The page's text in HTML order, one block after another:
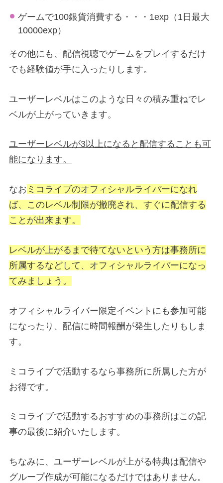
ゲームで100銀貨消費する・・・1exp（1日最大
10000exp）
その他にも、配信視聴でゲームをプレイするだけ
でも経験値が手に入ったりします。
ユーザーレベルはこのような日々の積み重ねでレ
ベルが上がっていきます。
ユーザーレベルが3以上になると配信することも可
能になります。
なお ミコライブのオフィシャルライバーになれ
ば、このレベル制限が撤廃され、すぐに配信する
ことが出来ます。
レベルが上がるまで待てないという方は事務所に
所属するなどして、オフィシャルライバーになっ
てみましょう。
オフィシャルライバー限定イベントにも参加可能
になったり、配信に時間報酬が発生したりもしま
す。
ミコライブで活動するなら事務所に所属した方が
お得です。
ミコライブで活動するおすすめの事務所はこの記
事の最後に紹介いたします。
ちなみに、ユーザーレベルが上がる特典は配信や
グループ作成が可能になるだけではありません。